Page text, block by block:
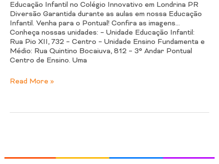
Educação Infantil no Colégio Innovativo em Londrina PR
Diversão Garantida durante as aulas em nossa Educação
Infantil. Venha para o Pontual! Confira as imagens…
Conheça nossas unidades: – Unidade Educação Infantil:
Rua Pio XII, 732 – Centro – Unidade Ensino Fundamenta e
Médio: Rua Quintino Bocaiuva, 812 – 3° Andar Pontual
Centro de Ensino. Uma
Read More »